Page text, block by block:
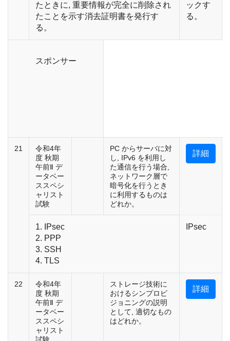
たときに, 重要情報が完全に削除され
たことを示す消去証明書を発行す
る。
ックす
る。
スポンサー
21
令和4年
度 秋期
午前Ⅱ デ
ータベー
ススペシ
ャリスト
試験
PC からサーバに対
し, IPv6 を利用し
た通信を行う場合,
ネットワーク層で
暗号化を行うとき
に利用するものは
どれか。
詳細
1. IPsec
2. PPP
3. SSH
4. TLS
IPsec
22
令和4年
度 秋期
午前Ⅱ デ
ータベー
ススペシ
ャリスト
ストレージ技術に
おけるシンプロビ
ジョニングの説明
として, 適切なもの
はどれか。
詳細